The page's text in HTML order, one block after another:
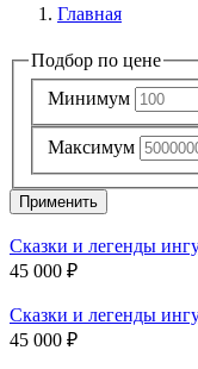
Главная
Подбор по цене
Минимум
Максимум
Применить
Сказки и легенды
45 000 ₽
Сказки и легенды
45 000 ₽